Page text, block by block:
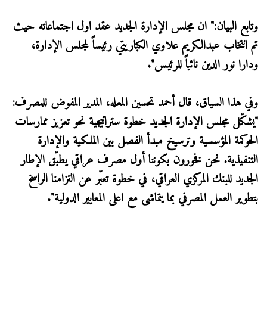
وتابع البيان:" ان مجلس الإدارة الجديد عقد اول اجتماعاته حيث
تم انتخاب عبدالكريم علاوي الكباريتي رئيساً لمجلس الإدارة،
ودارا نور الدين نائباً للرئيس".
وفي هذا السياق، قال أحمد تحسين المعله، المدير المفوض للمصرف:
"يشكّل مجلس الإدارة الجديد خطوة ستراتيجية نحو تعزيز ممارسات
الحوكمة المؤسسية وترسيخ مبدأ الفصل بين الملكية والإدارة
التنفيذية. نحن فخورون بكوننا أول مصرف عراقي يطبّق الإطار
الجديد للبنك المركزي العراقي، في خطوة تعبّر عن التزامنا الراسخ
بتطوير العمل المصرفي بما يتماشى مع اعلى المعايير الدولية".